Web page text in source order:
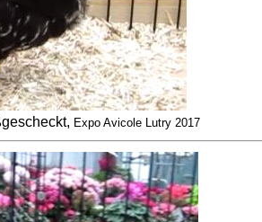
Expo Avicole Lutry 2017